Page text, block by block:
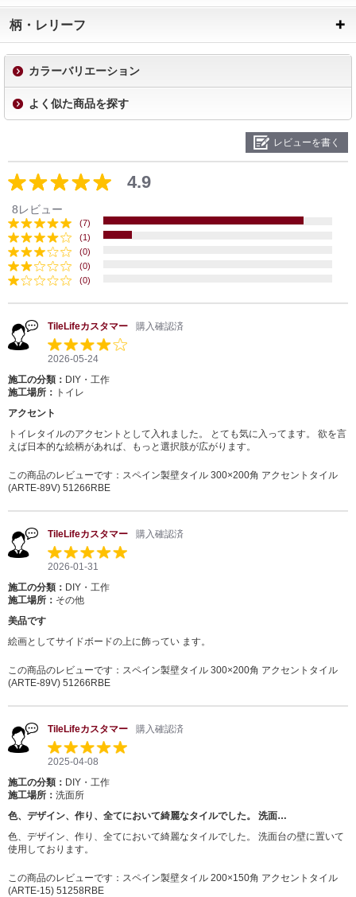
柄・レリーフ
カラーバリエーション
よく似た商品を探す
レビューを書く
4.9
8レビュー
(7)
(1)
(0)
(0)
(0)
TileLifeカスタマー 購入確認済
2026-05-24
施工の分類： DIY・工作
施工場所： トイレ
アクセント
トイレタイルのアクセントとして入れました。 とても気に入ってます。 欲を言
えば日本的な絵柄があれば、もっと選択肢が広がります。
この商品のレビューです： スペイン製壁タイル 300×200角 アクセントタイル
(ARTE-89V) 51266RBE
TileLifeカスタマー 購入確認済
2026-01-31
施工の分類： DIY・工作
施工場所： その他
美品です
絵画としてサイドボードの上に飾ってい ます。
この商品のレビューです： スペイン製壁タイル 300×200角 アクセントタイル
(ARTE-89V) 51266RBE
TileLifeカスタマー 購入確認済
2025-04-08
施工の分類： DIY・工作
施工場所： 洗面所
色、デザイン、作り、全てにおいて綺麗なタイルでした。 洗面…
色、デザイン、作り、全てにおいて綺麗なタイルでした。 洗面台の壁に置いて
使用しております。
この商品のレビューです： スペイン製壁タイル 200×150角 アクセントタイル
(ARTE-15) 51258RBE